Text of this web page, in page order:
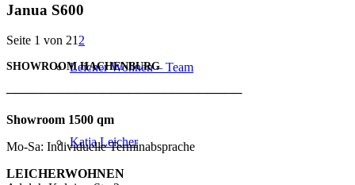
Leicher Wohnen – Team
Katja Leicher
Janua S600
Seite 1 von 21 2
SHOWROOM HACHENBURG
───────────────────────────
Showroom 1500 qm
Mo-Sa: Individuelle Terminabsprache
LEICHERWOHNEN